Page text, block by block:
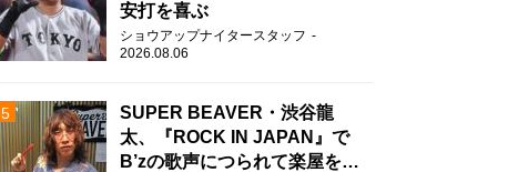
安打を喜ぶ
ショウアップナイタースタッフ
2026.08.06
SUPER BEAVER・渋谷龍
太、『ROCK IN JAPAN』で
B’zの歌声につられて楽屋を脱